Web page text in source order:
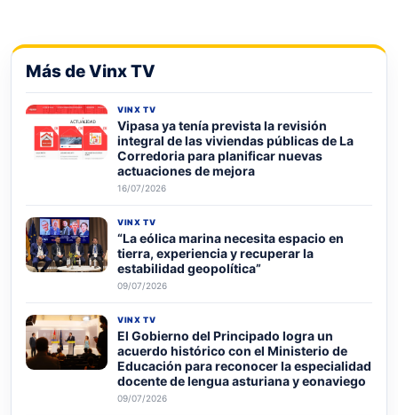
Más de Vinx TV
VINX TV
Vipasa ya tenía prevista la revisión
integral de las viviendas públicas de La
Corredoria para planificar nuevas
actuaciones de mejora
16/07/2026
VINX TV
“La eólica marina necesita espacio en
tierra, experiencia y recuperar la
estabilidad geopolítica”
09/07/2026
VINX TV
El Gobierno del Principado logra un
acuerdo histórico con el Ministerio de
Educación para reconocer la especialidad
docente de lengua asturiana y eonaviego
09/07/2026